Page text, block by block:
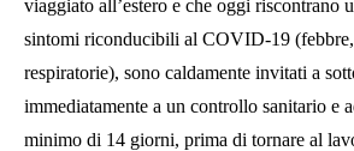
viaggiato all’estero e che oggi riscontrano
sintomi riconducibili al COVID-19
respiratorie), sono caldamente invitati a
immediatamente a un controllo sanitario e
minimo di 14 giorni, prima di tornare al